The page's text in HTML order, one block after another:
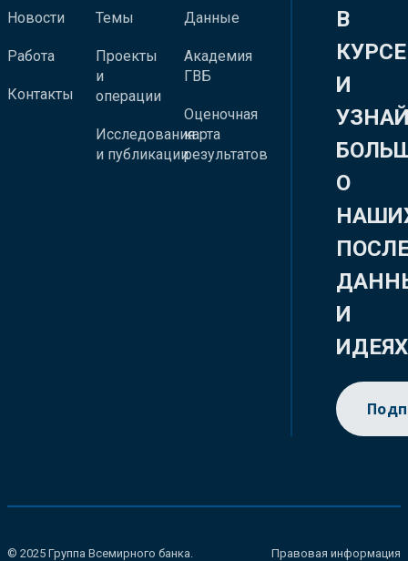
Новости
Работа
Контакты
Темы
Проекты
и
операции
Исследования
и публикации
Данные
Академия
ГВБ
Оценочная
карта
результатов
В
КУРСЕ
И
О
И
ИДЕЯХ
© 2025 Группа Всемирного банка.
Правовая информация